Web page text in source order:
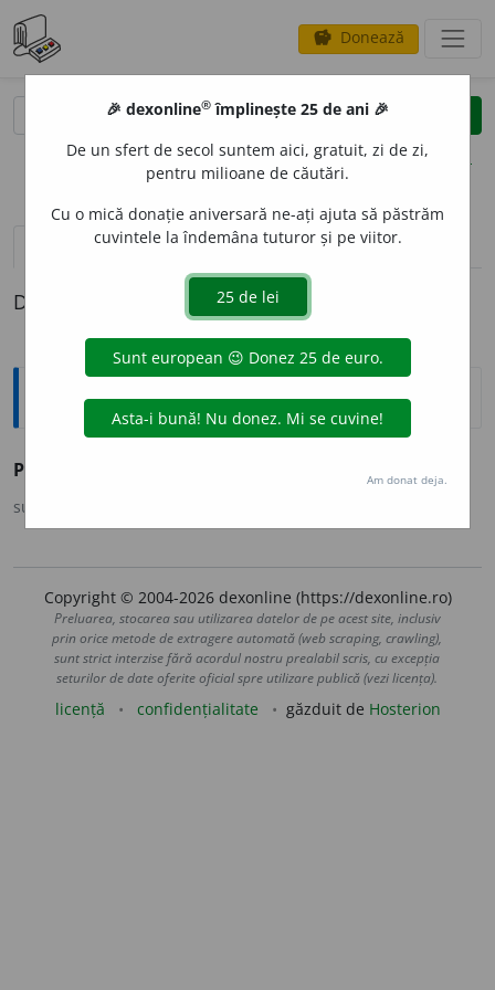
savings Donează
clear
opțiuni
definiții (1) pronunțievolume_up (50)
Definiția cu ID-ul 202862:
Sinonime
PR
sursa:
Copyright © 2004-2026 dexonline (https://dexonline.ro)
Preluarea, stocarea sau utilizarea datelor de pe acest site, inclusiv
prin orice metode de extragere automată (web scraping, crawling),
sunt strict interzise fără acordul nostru prealabil scris, cu excepția
seturilor de date oferite oficial spre utilizare publică (vezi licența).
licență confidențialitate găzduit de Hosterion
🎉 dexonline® împlinește 25 de ani 🎉
De un sfert de secol suntem aici, gratuit, zi de zi,
pentru milioane de căutări.
Cu o mică donație aniversară ne-ați ajuta să păstrăm
cuvintele la îndemâna tuturor și pe viitor.
Am donat deja.